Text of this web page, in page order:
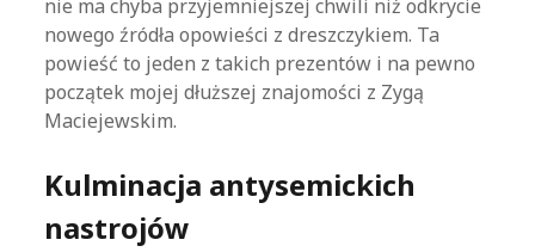
nie ma chyba przyjemniejszej chwili niż odkrycie
nowego źródła opowieści z dreszczykiem. Ta
powieść to jeden z takich prezentów i na pewno
początek mojej dłuższej znajomości z Zygą
Maciejewskim.
Kulminacja antysemickich
nastrojów